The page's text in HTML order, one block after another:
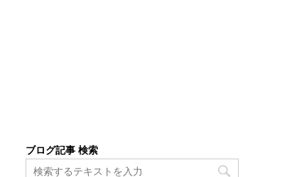
ブログ記事 検索